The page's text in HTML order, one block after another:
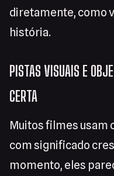
diretamente, como
história.
PISTAS VISUAIS E
CERTA
Muitos filmes usam
com significado
momento, eles